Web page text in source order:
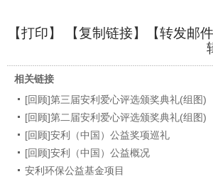
【打印】 【复制链接】【转发邮件
相关链接
[回顾]第三届安利爱心评选颁奖典礼(组图)
[回顾]第二届安利爱心评选颁奖典礼(组图)
[回顾]安利（中国）公益奖项巡礼
[回顾]安利（中国）公益概况
安利环保公益基金项目